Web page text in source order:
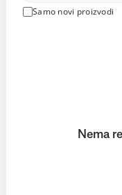
Samo novi proizvodi
Nema